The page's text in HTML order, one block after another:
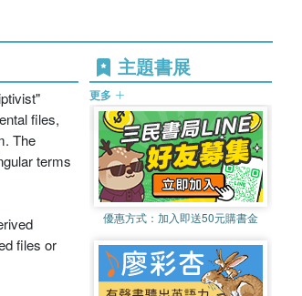
files,
The
terms
files or
主題書展
更多
優惠方式： 加入即送50元購書金